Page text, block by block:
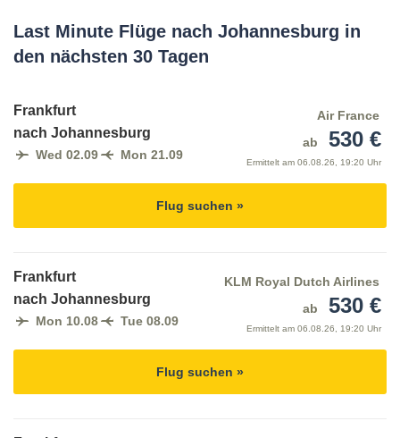
Last Minute Flüge nach Johannesburg in
den nächsten 30 Tagen
Frankfurt
nach Johannesburg
Wed 02.09 Mon 21.09
Air France
ab
530 €
Ermittelt am 06.08.26, 19:20 Uhr
Flug suchen »
Frankfurt
nach Johannesburg
Mon 10.08 Tue 08.09
KLM Royal Dutch Airlines
ab
530 €
Ermittelt am 06.08.26, 19:20 Uhr
Flug suchen »